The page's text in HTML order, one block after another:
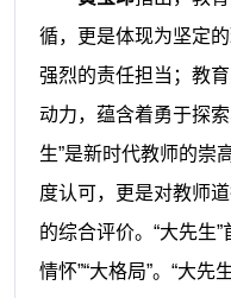
循，更是体现为坚定
强烈的责任担当；教
动力，蕴含着勇于探
生”是新时代教师的崇
度认可，更是对教师
的综合评价。“大先生
情怀”“大格局”。“大